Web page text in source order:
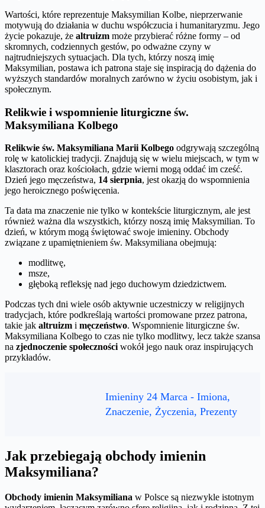
Wartości, które reprezentuje Maksymilian Kolbe, nieprzerwanie
motywują do działania w duchu współczucia i humanitaryzmu. Jego
życie pokazuje, że altruizm może przybierać różne formy – od
skromnych, codziennych gestów, po odważne czyny w
najtrudniejszych sytuacjach. Dla tych, którzy noszą imię
Maksymilian, postawa ich patrona staje się inspiracją do dążenia do
wyższych standardów moralnych zarówno w życiu osobistym, jak i
społecznym.
Relikwie i wspomnienie liturgiczne św.
Maksymiliana Kolbego
Relikwie św. Maksymiliana Marii Kolbego odgrywają szczególną
rolę w katolickiej tradycji. Znajdują się w wielu miejscach, w tym w
klasztorach oraz kościołach, gdzie wierni mogą oddać im cześć.
Dzień jego męczeństwa, 14 sierpnia, jest okazją do wspomnienia
jego heroicznego poświęcenia.
Ta data ma znaczenie nie tylko w kontekście liturgicznym, ale jest
również ważna dla wszystkich, którzy noszą imię Maksymilian. To
dzień, w którym mogą świętować swoje imieniny. Obchody
związane z upamiętnieniem św. Maksymiliana obejmują:
modlitwę,
msze,
głęboką refleksję nad jego duchowym dziedzictwem.
Podczas tych dni wiele osób aktywnie uczestniczy w religijnych
tradycjach, które podkreślają wartości promowane przez patrona,
takie jak altruizm i męczeństwo. Wspomnienie liturgiczne św.
Maksymiliana Kolbego to czas nie tylko modlitwy, lecz także szansa
na zjednoczenie społeczności wokół jego nauk oraz inspirujących
przykładów.
Imieniny 24 Marca - Imiona,
Znaczenie, Życzenia, Prezenty
Jak przebiegają obchody imienin
Maksymiliana?
Obchody imienin Maksymiliana w Polsce są niezwykle istotnym